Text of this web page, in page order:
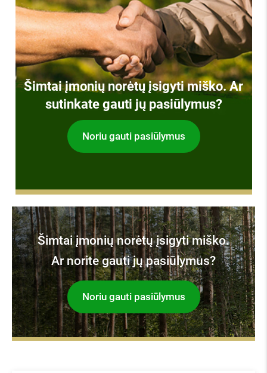
Šimtai įmonių norėtų įsigyti miško. Ar
sutinkate gauti jų pasiūlymus?
Noriu gauti pasiūlymus
Šimtai įmonių norėtų įsigyti miško.
Ar norite gauti jų pasiūlymus?
Noriu gauti pasiūlymus